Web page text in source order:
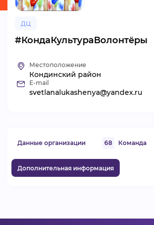
АНАЛИТИКА
ВОЙТИ
ДЦ
#КондаКультураВолонтёры
Местоположение
Кондинский район
E-mail
svetlanalukashenya@yandex.ru
Данные организации 68 Команда
Дополнительная информация